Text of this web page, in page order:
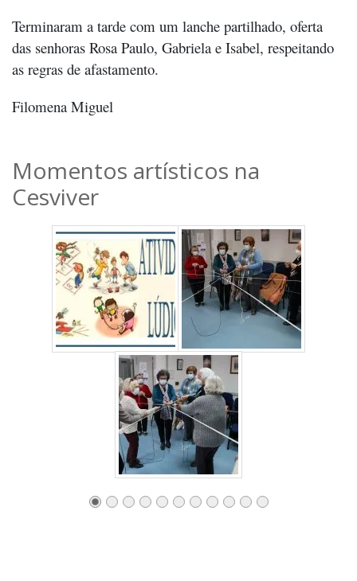
Terminaram a tarde com um lanche partilhado, oferta
das senhoras Rosa Paulo, Gabriela e Isabel, respeitando
as regras de afastamento.
Filomena Miguel
Momentos artísticos na
Cesviver